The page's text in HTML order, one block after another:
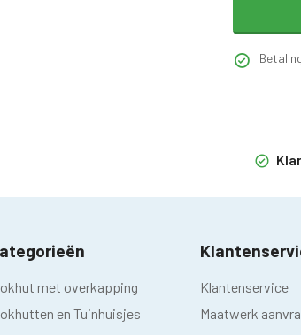
met overkapping
en Tuinhuisjes
Klantenservice
Maatwerk